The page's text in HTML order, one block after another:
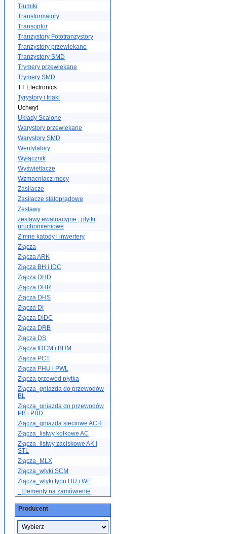
Tłumiki
Transformatory
Transoptor
Tranzystory Fototranzystory
Tranzystory przewlekane
Tranzystory SMD
Trymery przewlekane
Trymery SMD
TT Electronics
Tyrystory i triaki
Uchwyt
Układy Scalone
Warystory przewlekane
Warystory SMD
Wentylatory
Wyłącznik
Wyświetlacze
Wzmacniacz mocy
Zasilacze
Zasilacze stałoprądowe
Zestawy
zestawy ewaluacyjne , płytki
uruchomieniowe
Zimne katody i inwertery
Złącza
Złącza ARK
Złącza BH i IDC
Złącza DHD
Złącza DHR
Złącza DHS
Złącza DI
Złącza DIDC
Złącza DRB
Złącza DS
Złącza IDCM i BHM
Złącza PCT
Złącza PHU i PWL
Złącza przewód płytka
Złącza_gniazda do przewodów
BL
Złącza_gniazda do przewodów
PB i PBD
Złącza_gniazda sieciowe ACH
Złącza_listwy kołkowe AC
Złącza_listwy zaciskowe AK i
STL
Złącza_MLX
Złącza_wtyki SCM
Złącza_wtyki typu HU i WF
_Elementy na zamówienie
Producent